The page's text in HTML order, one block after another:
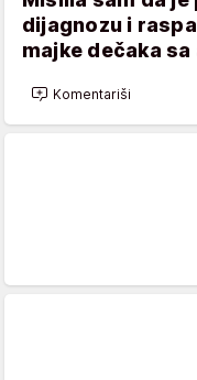
dijagnozu i
majke dečaka
Komentariši